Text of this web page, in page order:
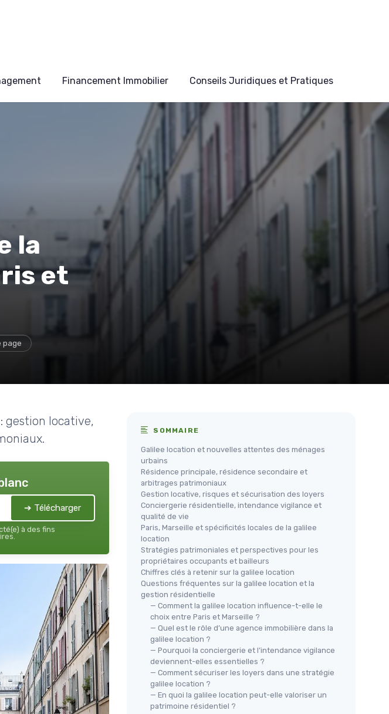
Financement Immobilier Conseils Juridiques et Pratiques
la
et
page
gestion locative,
➔ Télécharger
à des fins
SOMMAIRE
Galilee location et nouvelles attentes des ménages
urbains
Résidence principale, résidence secondaire et
arbitrages patrimoniaux
Gestion locative, risques et sécurisation des loyers
Conciergerie résidentielle, intendance vigilance et
qualité de vie
Paris, Marseille et spécificités locales de la galilee
location
Stratégies patrimoniales et perspectives pour les
propriétaires occupants et bailleurs
Chiffres clés à retenir sur la galilee location
Questions fréquentes sur la galilee location et la
gestion résidentielle
— Comment la galilee location influence-t-elle le
choix entre Paris et Marseille ?
— Quel est le rôle d’une agence immobilière dans la
galilee location ?
— Pourquoi la conciergerie et l’intendance vigilance
deviennent-elles essentielles ?
— Comment sécuriser les loyers dans une stratégie
galilee location ?
— En quoi la galilee location peut-elle valoriser un
patrimoine résidentiel ?